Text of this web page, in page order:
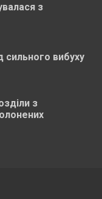
з
сильного вибуху
з